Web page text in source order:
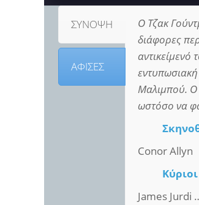
ΣΥΝΟΨΗ
ΑΦΙΣΕΣ
Ο Τζακ
διάφορες
Μαλιμπού. Ο
ωστόσο να
Conor Allyn
James Jurdi